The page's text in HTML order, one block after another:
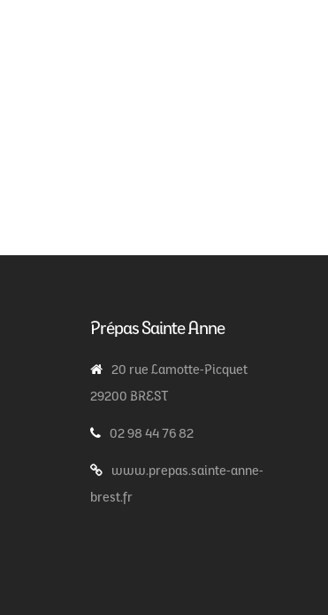
Prépas Sainte Anne
20 rue Lamotte-Picquet
29200 BREST
02 98 44 76 82
www.prepas.sainte-anne-
brest.fr